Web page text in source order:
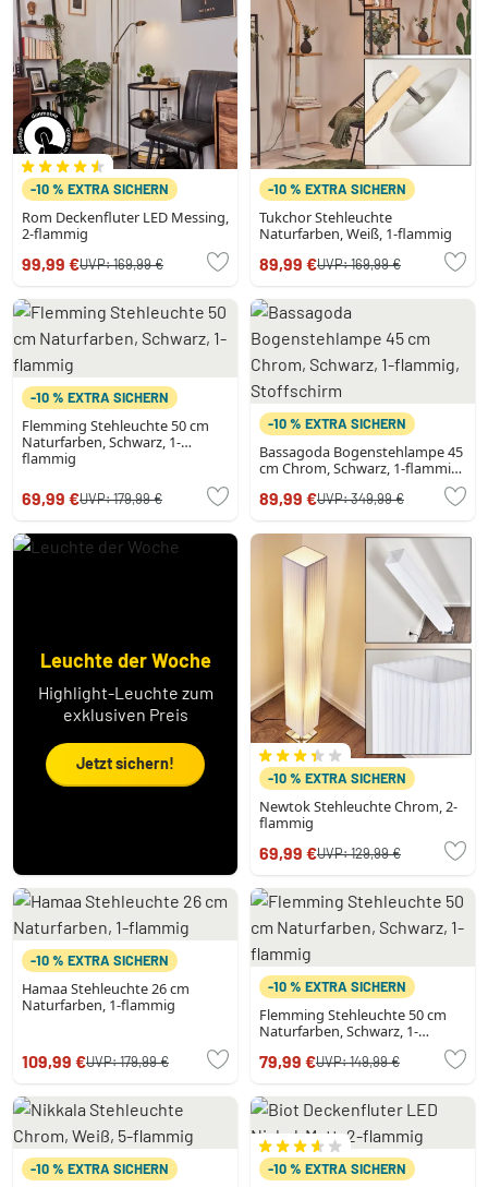
-10 % EXTRA SICHERN
Rom Deckenfluter LED Messing,
2-flammig
99,99 €UVP:169,99 €
-10 % EXTRA SICHERN
Tukchor Stehleuchte
Naturfarben, Weiß, 1-flammig
89,99 €UVP:169,99 €
-10 % EXTRA SICHERN
Flemming Stehleuchte 50 cm
Naturfarben, Schwarz, 1-
flammig
69,99 €UVP:179,99 €
-10 % EXTRA SICHERN
Bassagoda Bogenstehlampe 45
cm Chrom, Schwarz, 1-flammig,
89,99 €UVP:349,99 €
Leuchte der Woche
Highlight-Leuchte zum
exklusiven Preis
Jetzt sichern!
-10 % EXTRA SICHERN
Newtok Stehleuchte Chrom, 2-
flammig
69,99 €UVP:129,99 €
-10 % EXTRA SICHERN
Hamaa Stehleuchte 26 cm
Naturfarben, 1-flammig
109,99 €UVP:179,99 €
-10 % EXTRA SICHERN
Flemming Stehleuchte 50 cm
Naturfarben, Schwarz, 1-
79,99 €UVP:149,99 €
-10 % EXTRA SICHERN -10 % EXTRA SICHERN